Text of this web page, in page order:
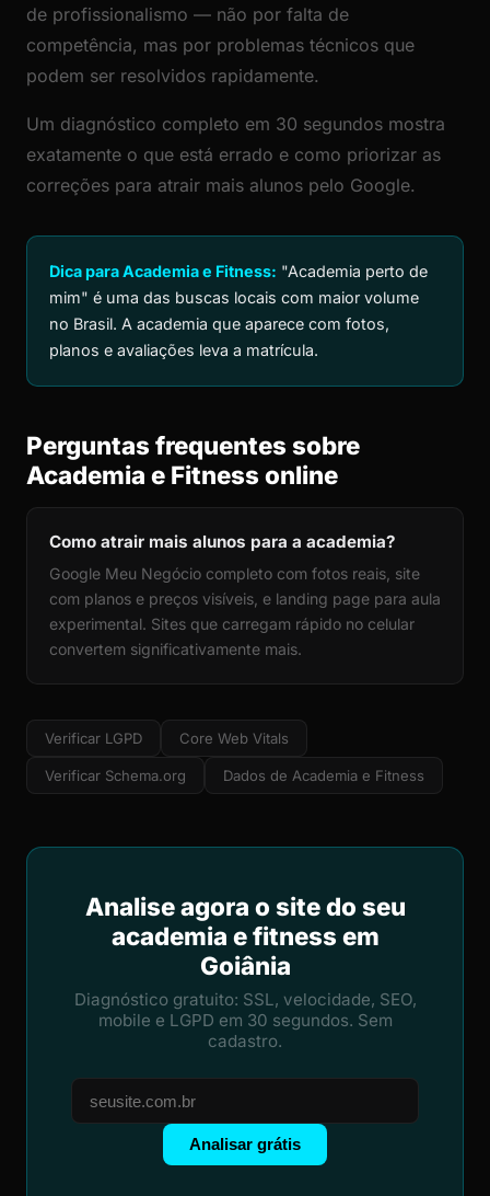
de profissionalismo — não por falta de
competência, mas por problemas técnicos que
podem ser resolvidos rapidamente.
Um diagnóstico completo em 30 segundos mostra
exatamente o que está errado e como priorizar as
correções para atrair mais alunos pelo Google.
Dica para Academia e Fitness: "Academia perto de
mim" é uma das buscas locais com maior volume
no Brasil. A academia que aparece com fotos,
planos e avaliações leva a matrícula.
Perguntas frequentes sobre
Academia e Fitness online
Como atrair mais alunos para a academia?
Google Meu Negócio completo com fotos reais, site
com planos e preços visíveis, e landing page para aula
experimental. Sites que carregam rápido no celular
convertem significativamente mais.
Verificar LGPD Core Web Vitals
Verificar Schema.org Dados de Academia e Fitness
Analise agora o site do seu
academia e fitness em
Goiânia
Diagnóstico gratuito: SSL, velocidade, SEO,
mobile e LGPD em 30 segundos. Sem
cadastro.
Analisar grátis